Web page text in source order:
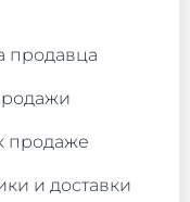
продавца
продаже
и доставки